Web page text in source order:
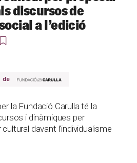
discursos de
a l’edició
de
la Fundació Carulla té la
i dinàmiques per
davant l’individualisme